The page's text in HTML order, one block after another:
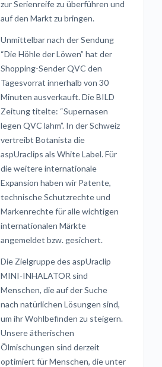
zur Serienreife zu überführen und
auf den Markt zu bringen.
Unmittelbar nach der Sendung
“Die Höhle der Löwen” hat der
Shopping-Sender QVC den
Tagesvorrat innerhalb von 30
Minuten ausverkauft. Die BILD
Zeitung titelte: “Supernasen
legen QVC lahm”. In der Schweiz
vertreibt Botanista die
aspUraclips als White Label. Für
die weitere internationale
Expansion haben wir Patente,
technische Schutzrechte und
Markenrechte für alle wichtigen
internationalen Märkte
angemeldet bzw. gesichert.
Die Zielgruppe des aspUraclip
MINI-INHALATOR sind
Menschen, die auf der Suche
nach natürlichen Lösungen sind,
um ihr Wohlbefinden zu steigern.
Unsere ätherischen
Ölmischungen sind derzeit
optimiert für Menschen, die unter